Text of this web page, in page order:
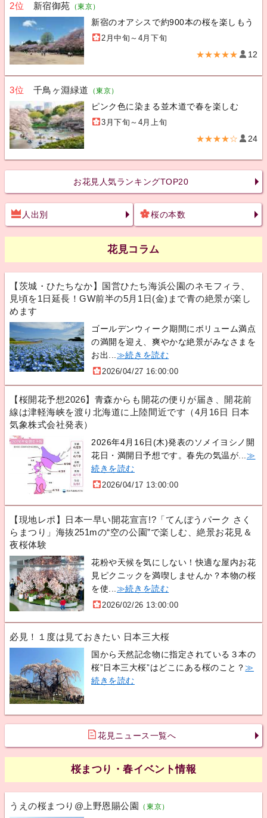
2位 新宿御苑 （東京）
新宿のオアシスで約900本の桜を楽しもう
2月中旬～4月下旬
★★★★★ 12
3位 千鳥ヶ淵緑道 （東京）
ピンク色に染まる並木道で春を楽しむ
3月下旬～4月上旬
★★★★☆ 24
お花見人気ランキングTOP20
人出別 桜の本数
花見コラム
【茨城・ひたちなか】国営ひたち海浜公園のネモフィラ、
見頃を1日延長！GW前半の5月1日(金)まで青の絶景が楽し
めます
ゴールデンウィーク期間にボリューム満点
の満開を迎え、爽やかな絶景がみなさまを
お出... ≫続きを読む
2026/04/27 16:00:00
【桜開花予想2026】青森からも開花の便りが届き、開花前
線は津軽海峡を渡り北海道に上陸間近です（4月16日 日本
気象株式会社発表）
2026年4月16日(木)発表のソメイヨシノ開
花日・満開日予想です。春先の気温が... ≫
続きを読む
2026/04/17 13:00:00
【現地レポ】日本一早い開花宣言!?「てんぼうパーク さく
らまつり」海抜251mの“空の公園”で楽しむ、絶景お花見＆
夜桜体験
花粉や天候を気にしない！快適な屋内お花
見ピクニックを満喫しませんか？本物の桜
を使... ≫続きを読む
2026/02/26 13:00:00
必見！１度は見ておきたい 日本三大桜
国から天然記念物に指定されている３本の
桜”日本三大桜”はどこにある桜のこと？≫
続きを読む
花見ニュース一覧へ
桜まつり・春イベント情報
うえの桜まつり@上野恩賜公園 （東京）